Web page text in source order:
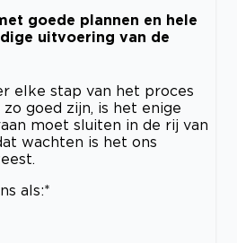
goede plannen en hele
uitvoering van de
elke stap van het proces
goed zijn, is het enige
moet sluiten in de rij van
wachten is het ons
als:*